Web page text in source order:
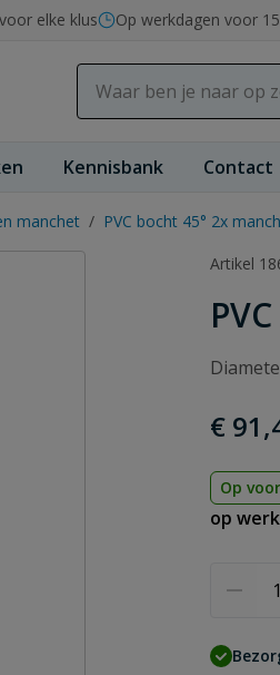
elke klus Op werkdagen voor
Kennisbank Contact
manchet / PVC bocht 45° 2x
Artikel
€
Op
op